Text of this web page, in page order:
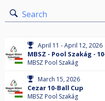
Search
April 11 - April 12, 2026
MBSZ - Pool Szakág -
MBSZ Pool Szakág
March 15, 2026
Cezar 10-Ball Cup
MBSZ Pool Szakág